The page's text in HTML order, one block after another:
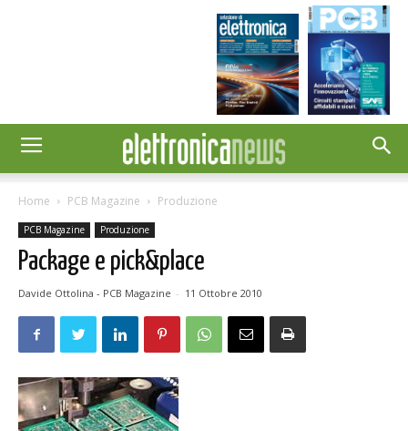
Home PCB Magazine Produzione
PCB Magazine Produzione
Package e pick&place
Davide Ottolina - PCB Magazine - 11 Ottobre 2010